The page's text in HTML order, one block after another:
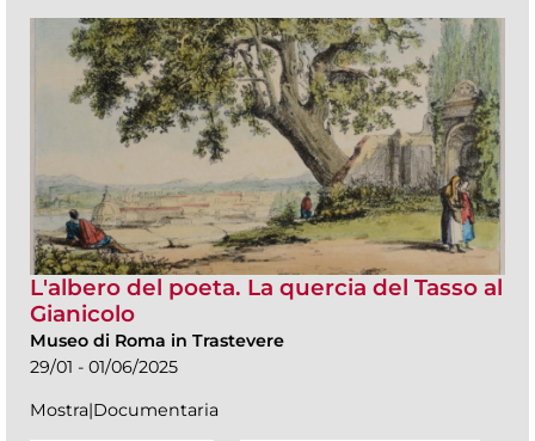
L'albero del poeta. La quercia del Tasso al
Gianicolo
Museo di Roma in Trastevere
29/01 - 01/06/2025
Mostra|Documentaria